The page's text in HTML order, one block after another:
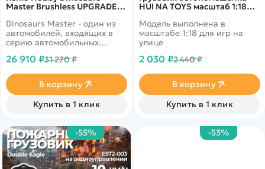
HUI NA TOYS масштаб 1:18
Модель выполнена в
масштабе 1:18 для игр на
улице
2 030 ₽2 440 ₽
В корзину
Купить в 1 клик
Master Brushless UPGRADE
2.4G - RH8037-RED
Dinosaurs Master - один из
автомобилей, входящих в
серию автомобильных
выполненный с большим
деталям в масштабе 1:8.
26 910 ₽31 270 ₽
В корзину
Купить в 1 клик
-55% -53%